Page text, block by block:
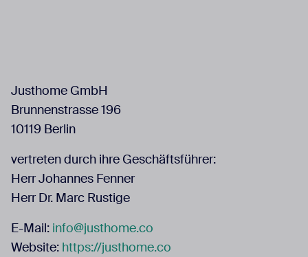
Justhome GmbH
Brunnenstrasse 196
10119 Berlin
vertreten durch ihre Geschäftsführer:
Herr Johannes Fenner
Herr Dr. Marc Rustige
E-Mail: info@justhome.co
Website: https://justhome.co